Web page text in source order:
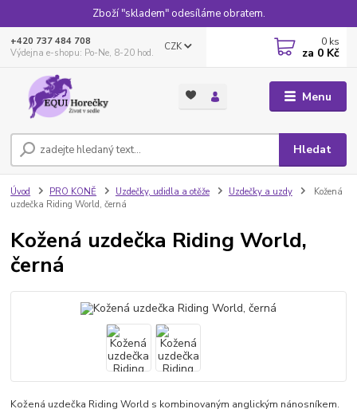
Zboží "skladem" odesíláme obratem.
Menu
CZK
Hledat
+420 737 484 708
Výdejna e-shopu: Po-Ne, 8-20 hod.
0 ks
za 0 Kč
Úvod PRO KONĚ Uzdečky, udidla a otěže Uzdečky a uzdy
Kožená
uzdečka Riding World, černá
Kožená uzdečka Riding World,
černá
Kožená uzdečka Riding World s kombinovaným anglickým nánosníkem.